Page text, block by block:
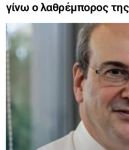
γίνω ο λαθρέμπορος